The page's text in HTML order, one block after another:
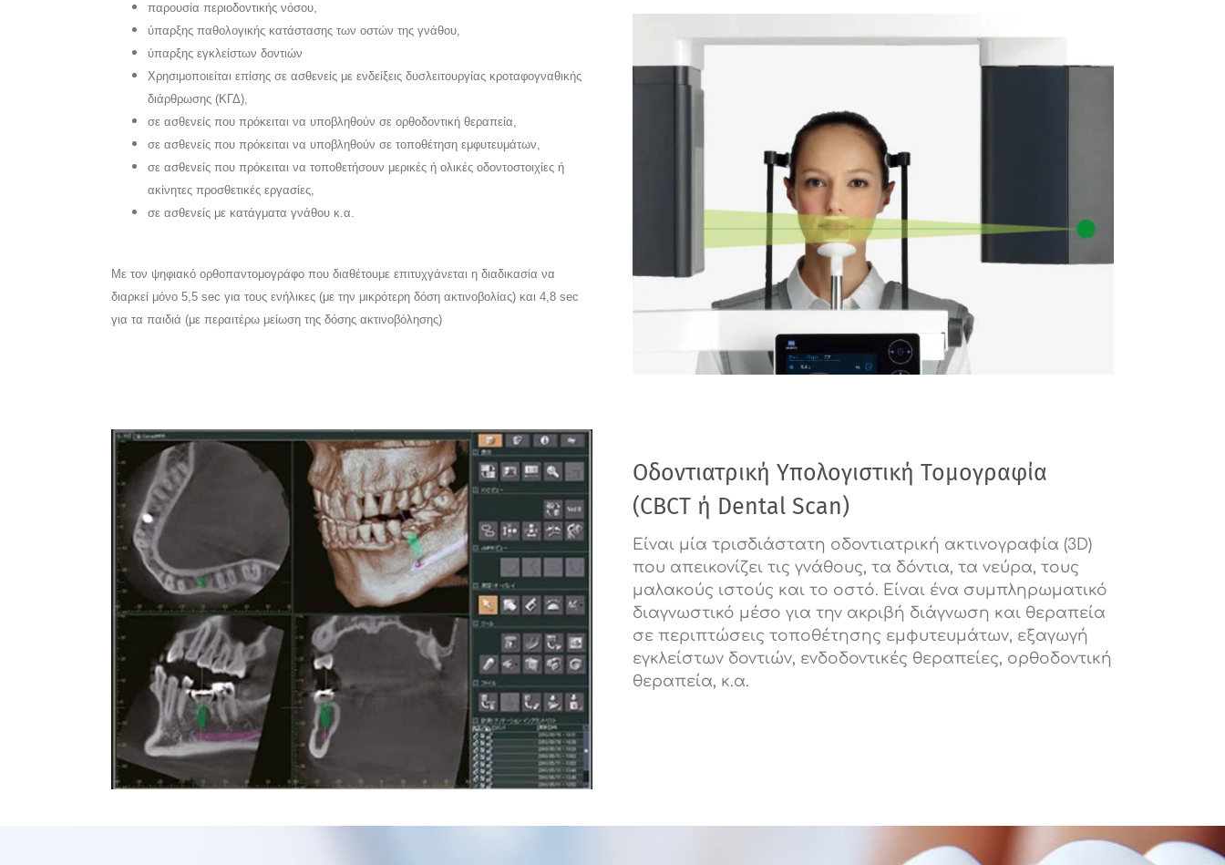
παρουσία περιοδοντικής νόσου,
ύπαρξης παθολογικής κατάστασης των οστών της γνάθου,
ύπαρξης εγκλείστων δοντιών
Χρησιμοποιείται επίσης σε ασθενείς με ενδείξεις δυσλειτουργίας κροταφογναθικής
διάρθρωσης (ΚΓΔ),
σε ασθενείς που πρόκειται να υποβληθούν σε ορθοδοντική θεραπεία,
σε ασθενείς που πρόκειται να υποβληθούν σε τοποθέτηση εμφυτευμάτων,
σε ασθενείς που πρόκειται να τοποθετήσουν μερικές ή ολικές οδοντοστοιχίες ή
ακίνητες προσθετικές εργασίες,
σε ασθενείς με κατάγματα γνάθου κ.α.
Με τον ψηφιακό ορθοπαντομογράφο που διαθέτουμε επιτυχγάνεται η διαδικασία να
διαρκεί μόνο 5,5 sec για τους ενήλικες (με την μικρότερη δόση ακτινοβολίας) και 4,8 sec
για τα παιδιά (με περαιτέρω μείωση της δόσης ακτινοβόλησης)
Οδοντιατρική Υπολογιστική Τομογραφία
(CBCT ή Dental Scan)
Είναι μία τρισδιάστατη οδοντιατρική ακτινογραφία (3D)
που απεικονίζει τις γνάθους, τα δόντια, τα νεύρα, τους
μαλακούς ιστούς και το οστό. Είναι ένα συμπληρωματικό
διαγνωστικό μέσο για την ακριβή διάγνωση και θεραπεία
σε περιπτώσεις τοποθέτησης εμφυτευμάτων, εξαγωγή
εγκλείστων δοντιών, ενδοδοντικές θεραπείες, ορθοδοντική
θεραπεία, κ.α.